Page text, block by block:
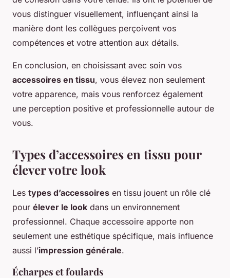
vous distinguer visuellement, influençant ainsi la
manière dont les collègues perçoivent vos
compétences et votre attention aux détails.
En conclusion, en choisissant avec soin vos
accessoires en tissu, vous élevez non seulement
votre apparence, mais vous renforcez également
une perception positive et professionnelle autour de
vous.
Types d’accessoires en tissu pour
élever votre look
Les types d’accessoires en tissu jouent un rôle clé
pour élever le look dans un environnement
professionnel. Chaque accessoire apporte non
seulement une esthétique spécifique, mais influence
aussi l’impression générale.
Écharpes et foulards